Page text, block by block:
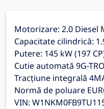
Motorizare: 2.0 Diesel
Capacitate cilindrică:
Putere: 145 kW (197
Cutie automată 9G-
Tracțiune integrală
Normă de poluare
VIN: